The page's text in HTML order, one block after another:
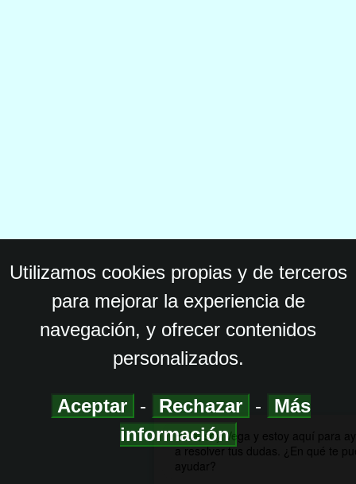
Utilizamos cookies propias y de terceros
para mejorar la experiencia de
navegación, y ofrecer contenidos
personalizados.
Aceptar - Rechazar -
Más
información